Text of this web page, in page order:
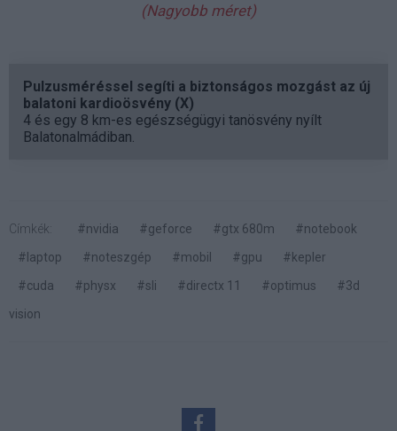
(Nagyobb méret)
Pulzusméréssel segíti a biztonságos mozgást az új
balatoni kardioösvény (X)
4 és egy 8 km-es egészségügyi tanösvény nyílt
Balatonalmádiban.
Címkék: #nvidia #geforce #gtx 680m
#notebook
#laptop
#noteszgép #mobil #gpu
#kepler
#cuda
#physx #sli #directx 11 #optimus
#3d
vision